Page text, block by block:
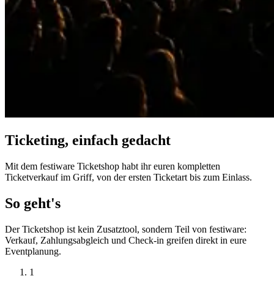
Ticketing, einfach gedacht
Mit dem festiware Ticketshop habt ihr euren kompletten
Ticketverkauf im Griff, von der ersten Ticketart bis zum Einlass.
So geht's
Der Ticketshop ist kein Zusatztool, sondern Teil von festiware:
Verkauf, Zahlungsabgleich und Check-in greifen direkt in eure
Eventplanung.
1